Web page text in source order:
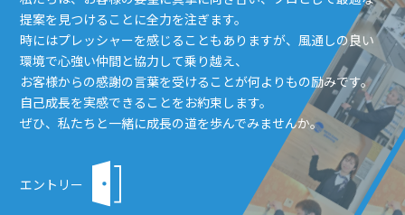
提案を見つけることに全力を注ぎます。
時にはプレッシャーを感じることもありますが、風通しの良い
環境で心強い仲間と協力して乗り越え、
お客様からの感謝の言葉を受けることが何よりもの励みです。
自己成長を実感できることをお約束します。
ぜひ、私たちと一緒に成長の道を歩んでみませんか。
エントリー